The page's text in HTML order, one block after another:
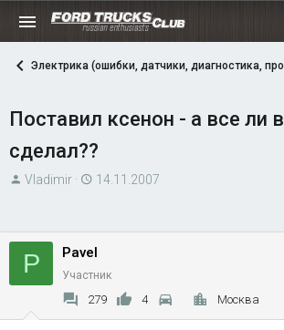
Электрика (ошибки, датчики, диагностика,
Поставил ксенон - а все ли
сделал??
А
о
р
м
Vladimir
Д
н
а
ч
а
14.11.2007
P Pavel
Участник
279 4 Москва